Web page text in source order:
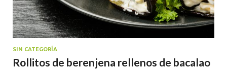
SIN CATEGORÍA
Rollitos de berenjena rellenos de bacalao